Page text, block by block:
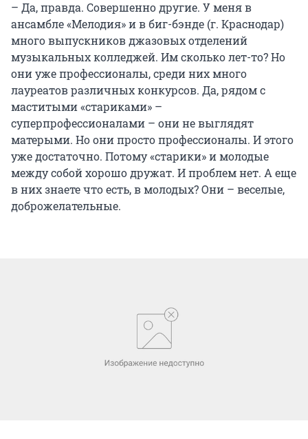
– Да, правда. Совершенно другие. У меня в
ансамбле «Мелодия» и в биг-бэнде (г. Краснодар)
много выпускников джазовых отделений
музыкальных колледжей. Им сколько лет-то? Но
они уже профессионалы, среди них много
лауреатов различных конкурсов. Да, рядом с
маститыми «стариками» –
суперпрофессионалами – они не выглядят
матерыми. Но они просто профессионалы. И этого
уже достаточно. Потому «старики» и молодые
между собой хорошо дружат. И проблем нет. А еще
в них знаете что есть, в молодых? Они – веселые,
доброжелательные.